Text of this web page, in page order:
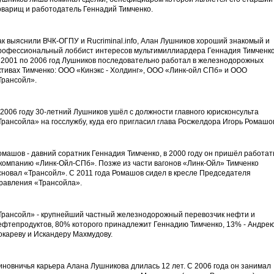
и работодатель Геннадий Тимченко.
выяснили ВЧК-ОГПУ и Rucriminal.info, Алан Лушников хороший знакомый и
лоббист интересов мультимиллиардера Геннадия
по 2006 год Лушников последовательно работал в железнодорожных
Тимченко: ООО «Кинэкс - Холдинг», ООО «Линк-ойл СПб» и ООО
году 30-летний Лушников ушёл с должности главного юрисконсульта
на госслужбу, куда его пригласил глава Росжелдора Игорь
- давний соратник Геннадия Тимченко, в 2000 году он пришёл
«Линк-Ойл-СПб». Позже из части вагонов «Линк-Ойл» Тимченко
«Трансойл». С 2011 года Ромашов сидел в кресле Председателя
«Трансойла».
- крупнейший частный железнодорожный перевозчик нефти и
80% которого принадлежит Геннадию Тимченко, 13% -
и Искандеру Махмудову.
карьера Алана Лушникова длилась 12 лет. С 2006 года он занимал